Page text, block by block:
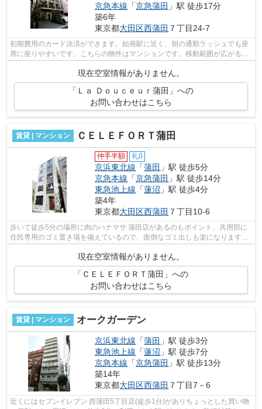
京急本線 「京急蒲田 」駅 徒歩17分
築6年
東京都大田区西蒲田 ７丁目24-7
初期費用のカード決済ができます。始発駅に近く、朝の通勤ラッシュでも座
席に座りやすいです。こちらの物件はマンションです。移動範囲が広がる2
駅利用可能な物件です。徒歩5分の位置...
現在空室情報がありません。
「Ｌａ Ｄｏｕｃｅｕｒ蒲田」への
お問い合わせはこちら
賃貸 | マンション ＣＥＬＥＦＯＲＴ蒲田
仲手半額 礼0
京浜東北線 「蒲田 」駅 徒歩5分
京急本線 「京急蒲田 」駅 徒歩14分
東急池上線 「蓮沼 」駅 徒歩4分
築4年
東京都大田区西蒲田 ７丁目10-6
歩いて徒歩5分の場所に肉のハナマサ 蒲田店があるのもポイント。共用部に
住民専用のゴミ置き場を備えているので、面倒なゴミ出しも楽になります。
現在空室情報がありません。
「ＣＥＬＥＦＯＲＴ蒲田」への
お問い合わせはこちら
賃貸 | マンション オークガーデン
京浜東北線 「蒲田 」駅 徒歩3分
東急池上線 「蓮沼 」駅 徒歩7分
京急本線 「京急蒲田 」駅 徒歩13分
築14年
東京都大田区西蒲田 ７丁目7－6
近くにはセブンイレブン 西蒲田5丁目店(徒歩1分)がありちょっとした買い物